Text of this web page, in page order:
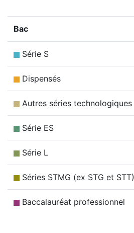
Bac
Série S
Dispensés
Autres séries technologiques
Série ES
Série L
Séries STMG (ex STG et STT)
Baccalauréat professionnel